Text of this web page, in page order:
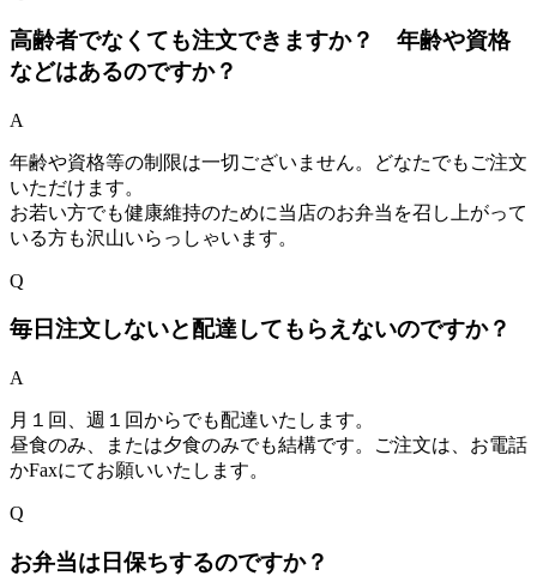
高齢者でなくても注文できますか？ 年齢や資格
などはあるのですか？
A
年齢や資格等の制限は一切ございません。どなたでもご注文
いただけます。
お若い方でも健康維持のために当店のお弁当を召し上がって
いる方も沢山いらっしゃいます。
Q
毎日注文しないと配達してもらえないのですか？
A
月１回、週１回からでも配達いたします。
昼食のみ、または夕食のみでも結構です。ご注文は、お電話
かFaxにてお願いいたします。
Q
お弁当は日保ちするのですか？